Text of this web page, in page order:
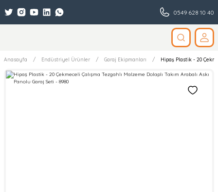
0549 628 10 40
Anasayfa Endüstriyel Ürünler Garaj Ekipmanları Hipaş Plastik - 20